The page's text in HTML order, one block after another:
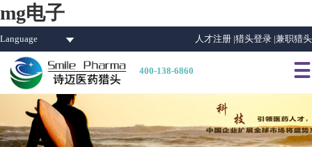
mg电子
Language 人才注册 |猎头登录 |兼职猎头
400-138-6860 